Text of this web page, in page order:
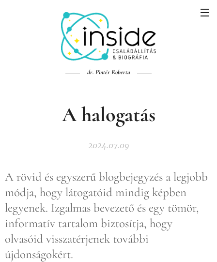
dr. Pintér Roberta
A halogatás
2024.07.09
A rövid és egyszerű blogbejegyzés a legjobb
módja, hogy látogatóid mindig képben
legyenek. Izgalmas bevezető és egy tömör,
informatív tartalom biztosítja, hogy
olvasóid visszatérjenek további
újdonságokért.